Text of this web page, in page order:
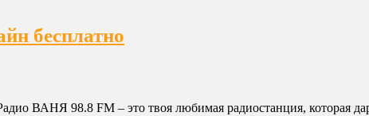
бесплатно
ВАНЯ 98.8 FM – это твоя любимая радиостанция, которая